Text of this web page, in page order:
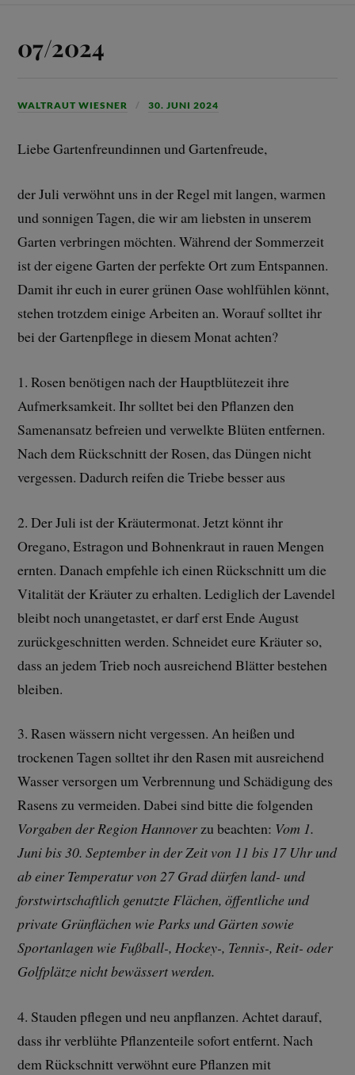
07/2024
WALTRAUT WIESNER 30. JUNI 2024
Liebe Gartenfreundinnen und Gartenfreude,
der Juli verwöhnt uns in der Regel mit langen, warmen
und sonnigen Tagen, die wir am liebsten in unserem
Garten verbringen möchten. Während der Sommerzeit
ist der eigene Garten der perfekte Ort zum Entspannen.
Damit ihr euch in eurer grünen Oase wohlfühlen könnt,
stehen trotzdem einige Arbeiten an. Worauf solltet ihr
bei der Gartenpflege in diesem Monat achten?
1. Rosen benötigen nach der Hauptblütezeit ihre
Aufmerksamkeit. Ihr solltet bei den Pflanzen den
Samenansatz befreien und verwelkte Blüten entfernen.
Nach dem Rückschnitt der Rosen, das Düngen nicht
vergessen. Dadurch reifen die Triebe besser aus
2. Der Juli ist der Kräutermonat. Jetzt könnt ihr
Oregano, Estragon und Bohnenkraut in rauen Mengen
ernten. Danach empfehle ich einen Rückschnitt um die
Vitalität der Kräuter zu erhalten. Lediglich der Lavendel
bleibt noch unangetastet, er darf erst Ende August
zurückgeschnitten werden. Schneidet eure Kräuter so,
dass an jedem Trieb noch ausreichend Blätter bestehen
bleiben.
3. Rasen wässern nicht vergessen. An heißen und
trockenen Tagen solltet ihr den Rasen mit ausreichend
Wasser versorgen um Verbrennung und Schädigung des
Rasens zu vermeiden. Dabei sind bitte die folgenden
Vorgaben der Region Hannoverzu beachten: Vom 1.
Juni bis 30. September in der Zeit von 11 bis 17 Uhr und
ab einer Temperatur von 27 Grad dürfen land- und
forstwirtschaftlich genutzte Flächen, öffentliche und
private Grünflächen wie Parks und Gärten sowie
Sportanlagen wie Fußball-, Hockey-, Tennis-, Reit- oder
Golfplätze nicht bewässert werden.
4. Stauden pflegen und neu anpflanzen. Achtet darauf,
dass ihr verblühte Pflanzenteile sofort entfernt. Nach
dem Rückschnitt verwöhnt eure Pflanzen mit